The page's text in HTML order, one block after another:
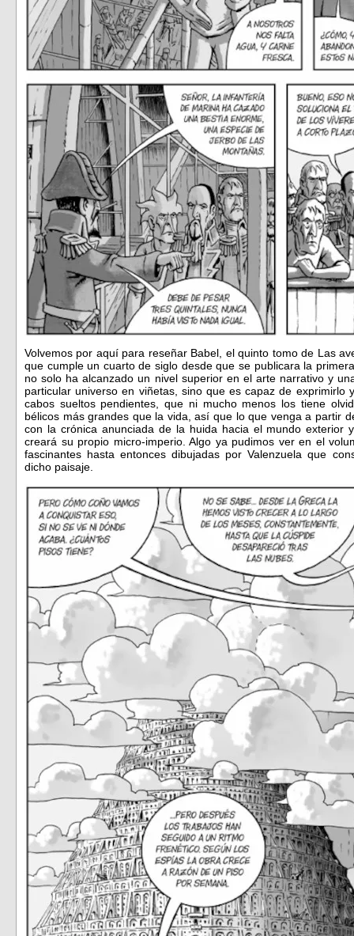
Volvemos por aquí para reseñar Babel, el quinto tomo de Las
que cumple un cuarto de siglo desde que se publicara la
no solo ha alcanzado un nivel superior en el arte narrativo y
particular universo en viñetas, sino que es capaz de exprimirlo
cabos sueltos pendientes, que ni mucho menos los tiene
bélicos más grandes que la vida, así que lo que venga a partir
con la crónica anunciada de la huida hacia el mundo exterior
creará su propio micro-imperio. Algo ya pudimos ver en el
fascinantes hasta entonces dibujadas por Valenzuela que
dicho paisaje.